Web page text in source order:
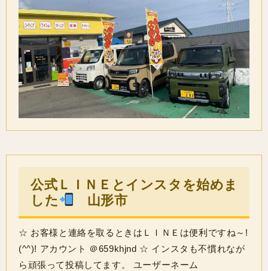
公式ＬＩＮＥとインスタを始めま
した
山形市
☆ お客様と連絡を取るときはＬＩＮＥは便利ですね～!
(^^)! アカウント ＠659khjnd ☆ インスタも不慣れなが
ら頑張って投稿してます。 ユーザーネーム